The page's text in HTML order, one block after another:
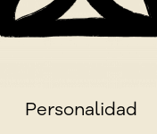
Personalidad